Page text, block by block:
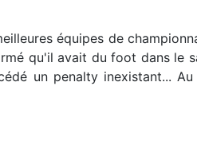
équipes de
qu'il avait du foot dans le
un penalty inexistant...